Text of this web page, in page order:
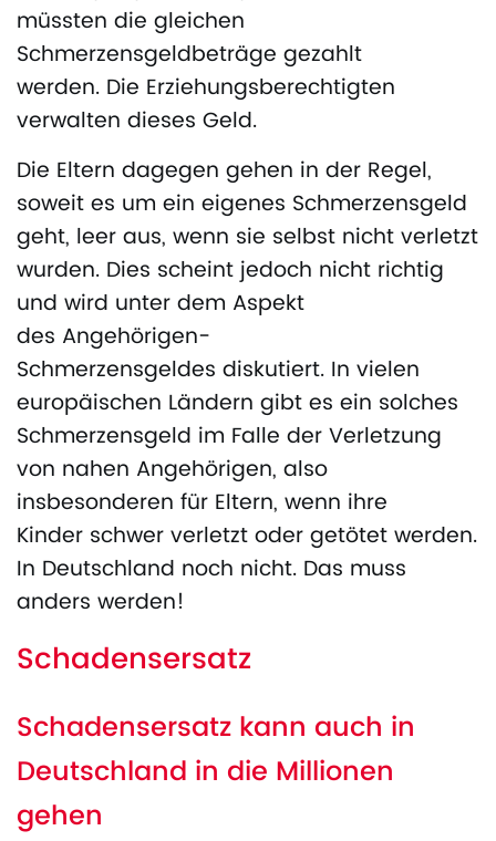
müssten die gleichen
Schmerzensgeldbeträge gezahlt
werden. Die Erziehungsberechtigten
verwalten dieses Geld.
Die Eltern dagegen gehen in der Regel,
soweit es um ein eigenes Schmerzensgeld
geht, leer aus, wenn sie selbst nicht verletzt
wurden. Dies scheint jedoch nicht richtig
und wird unter dem Aspekt
des Angehörigen-
Schmerzensgeldes diskutiert. In vielen
europäischen Ländern gibt es ein solches
Schmerzensgeld im Falle der Verletzung
von nahen Angehörigen, also
insbesonderen für Eltern, wenn ihre
Kinder schwer verletzt oder getötet werden.
In Deutschland noch nicht. Das muss
anders werden!
Schadensersatz
Schadensersatz kann auch in
Deutschland in die Millionen
gehen